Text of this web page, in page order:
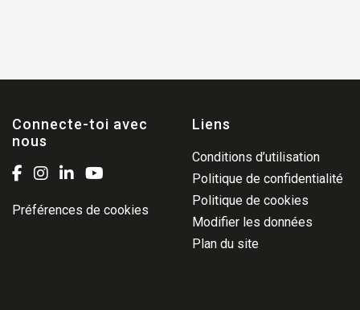
Connecte-toi avec
nous
Préférences de cookies
Liens
Conditions d’utilisation
Politique de confidentialité
Politique de cookies
Modifier les données
Plan du site